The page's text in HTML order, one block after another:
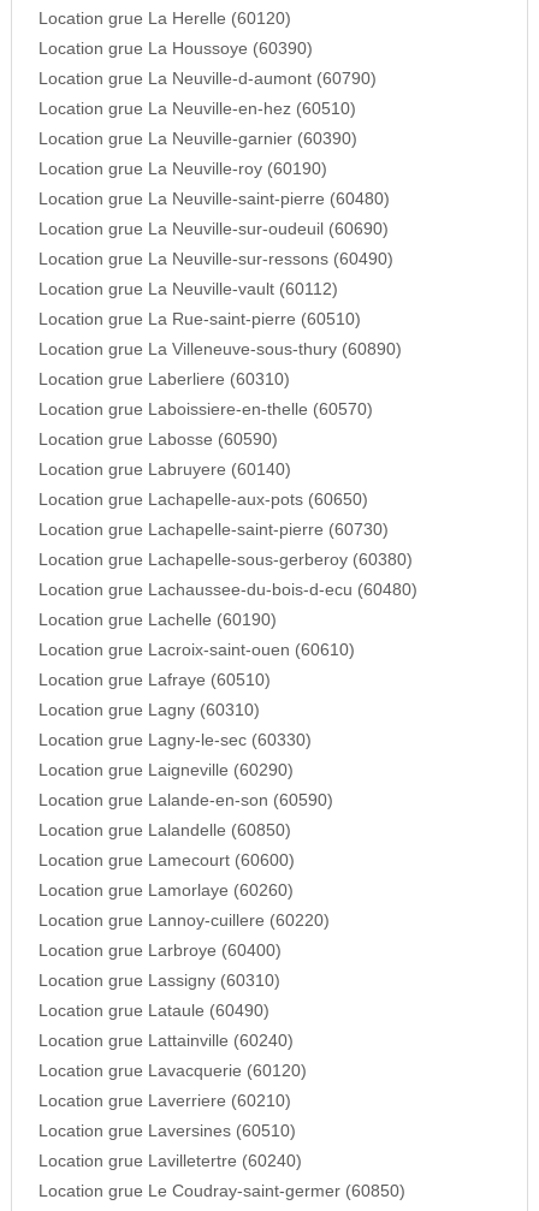
Location grue La Herelle (60120)
Location grue La Houssoye (60390)
Location grue La Neuville-d-aumont (60790)
Location grue La Neuville-en-hez (60510)
Location grue La Neuville-garnier (60390)
Location grue La Neuville-roy (60190)
Location grue La Neuville-saint-pierre (60480)
Location grue La Neuville-sur-oudeuil (60690)
Location grue La Neuville-sur-ressons (60490)
Location grue La Neuville-vault (60112)
Location grue La Rue-saint-pierre (60510)
Location grue La Villeneuve-sous-thury (60890)
Location grue Laberliere (60310)
Location grue Laboissiere-en-thelle (60570)
Location grue Labosse (60590)
Location grue Labruyere (60140)
Location grue Lachapelle-aux-pots (60650)
Location grue Lachapelle-saint-pierre (60730)
Location grue Lachapelle-sous-gerberoy (60380)
Location grue Lachaussee-du-bois-d-ecu (60480)
Location grue Lachelle (60190)
Location grue Lacroix-saint-ouen (60610)
Location grue Lafraye (60510)
Location grue Lagny (60310)
Location grue Lagny-le-sec (60330)
Location grue Laigneville (60290)
Location grue Lalande-en-son (60590)
Location grue Lalandelle (60850)
Location grue Lamecourt (60600)
Location grue Lamorlaye (60260)
Location grue Lannoy-cuillere (60220)
Location grue Larbroye (60400)
Location grue Lassigny (60310)
Location grue Lataule (60490)
Location grue Lattainville (60240)
Location grue Lavacquerie (60120)
Location grue Laverriere (60210)
Location grue Laversines (60510)
Location grue Lavilletertre (60240)
Location grue Le Coudray-saint-germer (60850)